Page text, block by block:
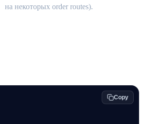
на некоторых order routes).
Copy